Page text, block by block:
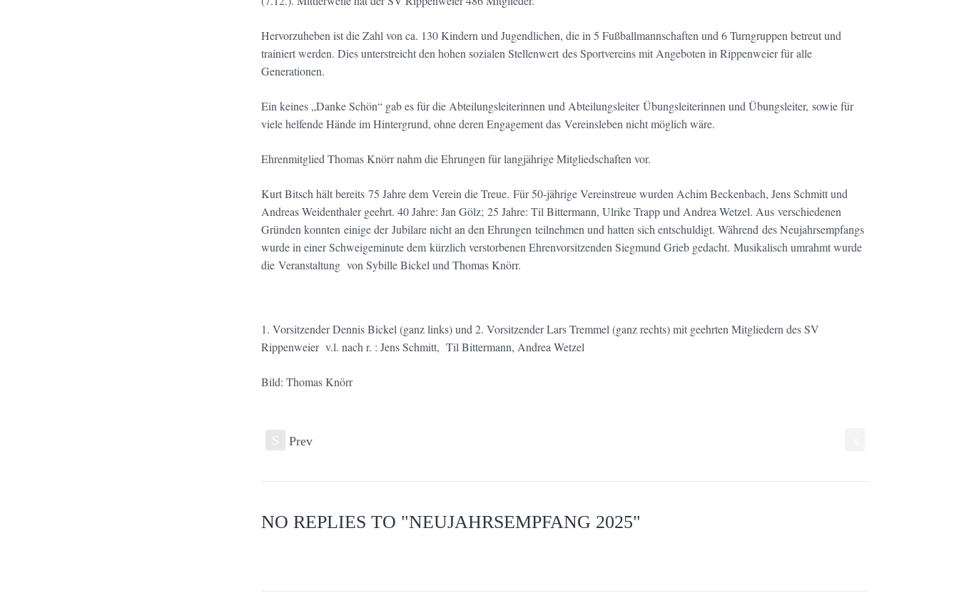
Hervorzuheben ist die Zahl von ca. 130 Kindern und Jugendlichen, die in 5 Fußballmannschaften und 6 Turngruppen betreut und
trainiert werden. Dies unterstreicht den hohen sozialen Stellenwert des Sportvereins mit Angeboten in Rippenweier für alle
Generationen.
Ein keines „Danke Schön“ gab es für die Abteilungsleiterinnen und Abteilungsleiter Übungsleiterinnen und Übungsleiter, sowie für
viele helfende Hände im Hintergrund, ohne deren Engagement das Vereinsleben nicht möglich wäre.
Ehrenmitglied Thomas Knörr nahm die Ehrungen für langjährige Mitgliedschaften vor.
Kurt Bitsch hält bereits 75 Jahre dem Verein die Treue. Für 50-jährige Vereinstreue wurden Achim Beckenbach, Jens Schmitt und
Andreas Weidenthaler geehrt. 40 Jahre: Jan Gölz; 25 Jahre: Til Bittermann, Ulrike Trapp und Andrea Wetzel. Aus verschiedenen
Gründen konnten einige der Jubilare nicht an den Ehrungen teilnehmen und hatten sich entschuldigt. Während des Neujahrsempfangs
wurde in einer Schweigeminute dem kürzlich verstorbenen Ehrenvorsitzenden Siegmund Grieb gedacht. Musikalisch umrahmt wurde
die Veranstaltung von Sybille Bickel und Thomas Knörr.
1. Vorsitzender Dennis Bickel (ganz links) und 2. Vorsitzender Lars Tremmel (ganz rechts) mit geehrten Mitgliedern des SV
Rippenweier v.l. nach r. : Jens Schmitt, Til Bittermann, Andrea Wetzel
Bild: Thomas Knörr
Prev
NO REPLIES TO "NEUJAHRSEMPFANG 2025"